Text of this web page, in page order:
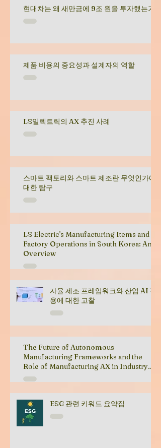
현대차는 왜 새만금에 9조 원을 투자했는가
제품 비용의 중요성과 설계자의 역할
LS일렉트릭의 AX 추진 사례
스마트 팩토리와 스마트 제조란 무엇인가에
대한 탐구
LS Electric's Manufacturing Items and
Factory Operations in South Korea: An
Overview
자율 제조 프레임워크와 산업 AI 적
용에 대한 고찰
The Future of Autonomous
Manufacturing Frameworks and the
Role of Manufacturing AX in Industry
Transformation
ESG 관련 키워드 요약집